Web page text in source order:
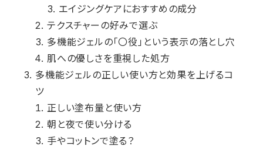
エイジングケアにおすすめの成分
テクスチャーの好みで選ぶ
多機能ジェルの「〇役」という表示の落とし穴
肌への優しさを重視した処方
多機能ジェルの正しい使い方と効果を上げるコ
ツ
正しい塗布量と使い方
朝と夜で使い分ける
手やコットンで塗る？